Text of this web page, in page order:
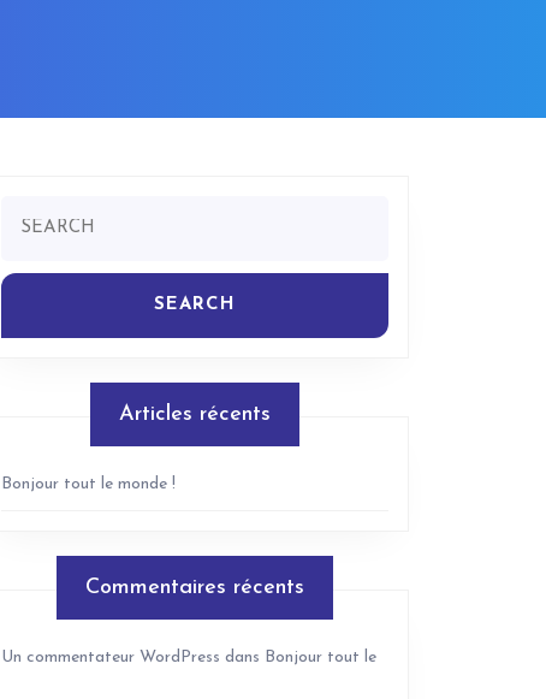
for:
Articles récents
Bonjour tout le monde !
Commentaires récents
Un commentateur WordPress dans Bonjour tout le